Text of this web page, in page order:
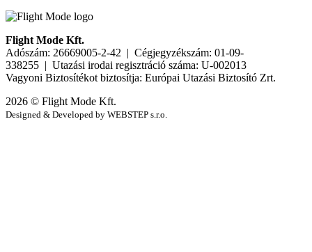
Flight Mode Kft.
Adószám: 26669005-2-42 | Cégjegyzékszám: 01-09-
338255 | Utazási irodai regisztráció száma: U-002013
Vagyoni Biztosítékot biztosítja: Európai Utazási Biztosító Zrt.
2026 © Flight Mode Kft.
Designed & Developed by WEBSTEP s.r.o.